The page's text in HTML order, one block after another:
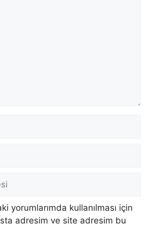
yorumlarımda kullanılması için
adresim ve site adresim bu